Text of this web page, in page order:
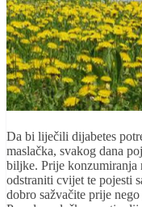
Da bi liječili dijabetes
maslačka, svakog dana
biljke. Prije konzumiranja
odstraniti cvijet te pojesti
dobro sažvačite prije